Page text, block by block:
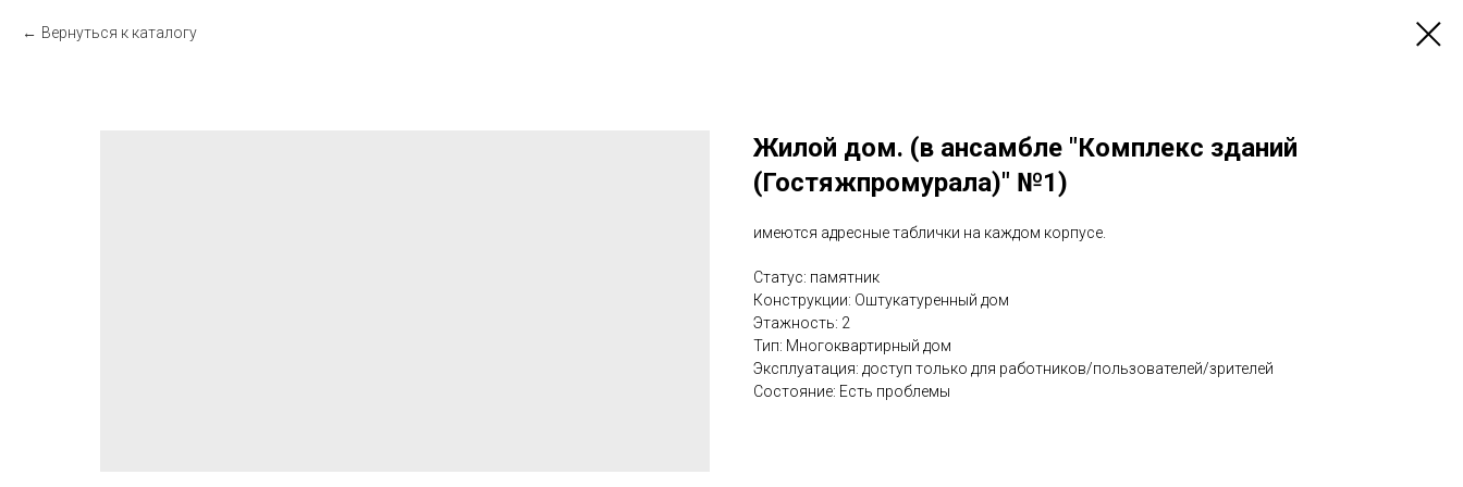
Вернуться к каталогу
Жилой дом. (в ансамбле "Комплекс зданий
(Гостяжпромурала)" №1)
имеются адресные таблички на каждом корпусе.
Статус: памятник
Конструкции: Оштукатуренный дом
Этажность: 2
Тип: Многоквартирный дом
Эксплуатация: доступ только для работников/пользователей/зрителей
Состояние: Есть проблемы